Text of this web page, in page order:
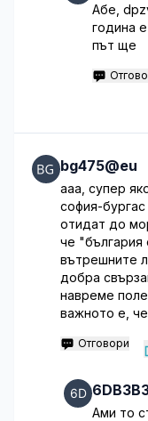
Абе,
година
път ще
bg475@eu
ааа, супер
софия-
отидат до
че "българия
вътрешните
добра
навреме
важното е,
Отговори
Ами то